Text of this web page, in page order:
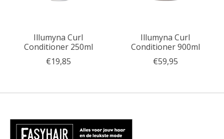
Illumyna Curl
Conditioner 250ml
€19,85
Illumyna Curl
Conditioner 900ml
€59,95